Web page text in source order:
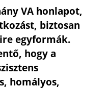
VA honlapot,
biztosan
egyformák.
hogy a
homályos,